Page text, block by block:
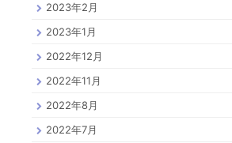
2023年2月
2023年1月
2022年12月
2022年11月
2022年8月
2022年7月